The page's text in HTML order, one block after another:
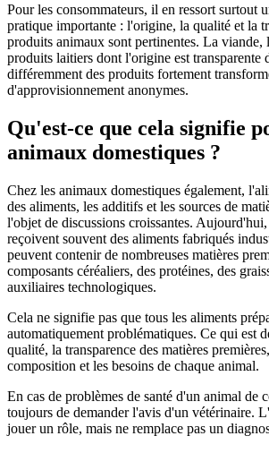
Pour les consommateurs, il en ressort surtout
pratique importante : l'origine, la qualité et la
produits animaux sont pertinentes. La viande,
produits laitiers dont l'origine est transparente
différemment des produits fortement
d'approvisionnement anonymes.
Qu'est-ce que cela signifie
animaux domestiques ?
Chez les animaux domestiques également,
des aliments, les additifs et les sources de
l'objet de discussions croissantes.
reçoivent souvent des aliments fabriqués
peuvent contenir de nombreuses matières
composants céréaliers, des protéines, des
auxiliaires technologiques.
Cela ne signifie pas que tous les aliments
automatiquement problématiques. Ce qui est
qualité, la transparence des matières
composition et les besoins de chaque animal.
En cas de problèmes de santé d'un animal de
toujours de demander l'avis d'un vétérinaire.
jouer un rôle, mais ne remplace pas un